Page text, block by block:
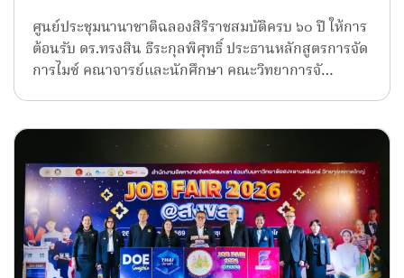
ศูนย์ประชุมนานาชาติฉลองสิริราชสมบัติครบ ๖๐ ปี ให้การ
ต้อนรับ ดร.ทรงสิน ธีระกุลพิศุทธิ์ ประธานหลักสูตรการจัด
การไมซ์ คณาจารย์และนักศึกษา คณะวิทยาการจั…